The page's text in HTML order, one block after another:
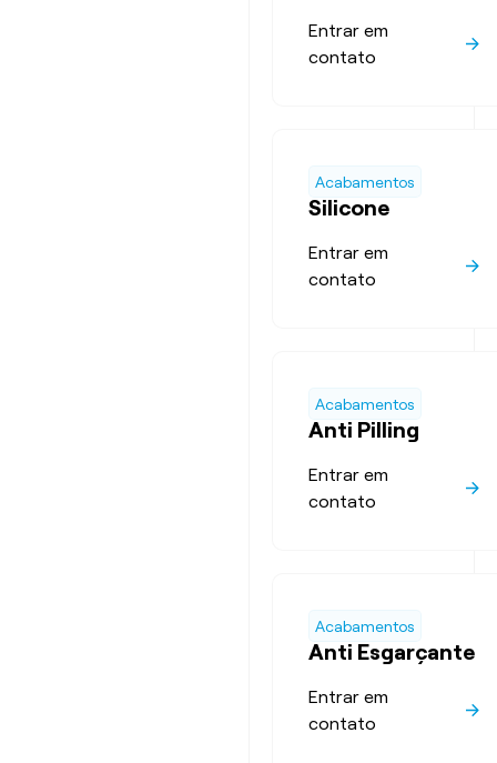
Entrar em
contato
Acabamentos
Silicone
Entrar em
contato
Acabamentos
Anti Pilling
Entrar em
contato
Acabamentos
Anti Esgarçante
Entrar em
contato